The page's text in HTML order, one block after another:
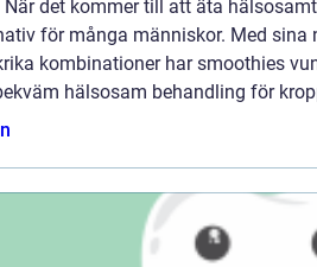
När det kommer till att äta
för många människor. Med sina
kombinationer har smoothies
hälsosam behandling för